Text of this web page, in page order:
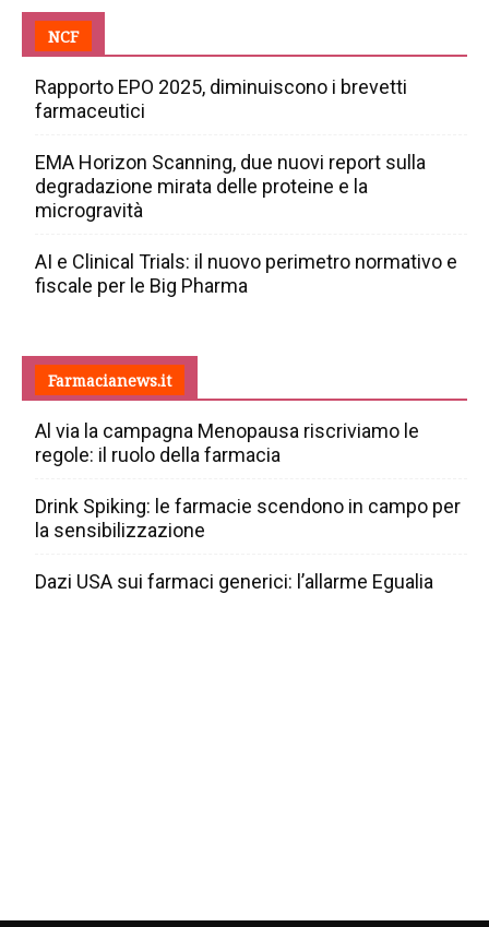
NCF
Rapporto EPO 2025, diminuiscono i brevetti
farmaceutici
EMA Horizon Scanning, due nuovi report sulla
degradazione mirata delle proteine e la
microgravità
AI e Clinical Trials: il nuovo perimetro normativo e
fiscale per le Big Pharma
Farmacianews.it
Al via la campagna Menopausa riscriviamo le
regole: il ruolo della farmacia
Drink Spiking: le farmacie scendono in campo per
la sensibilizzazione
Dazi USA sui farmaci generici: l’allarme Egualia